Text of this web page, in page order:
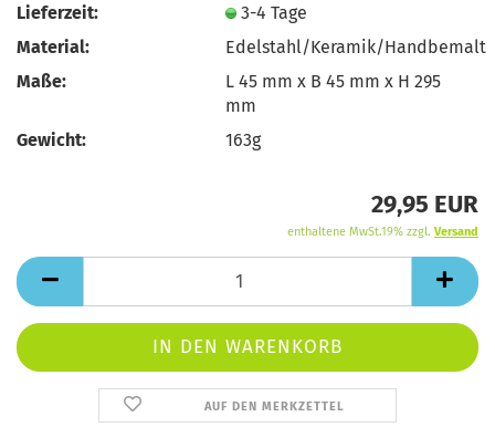
Lieferzeit:
3-4 Tage
Material:
Edelstahl/Keramik/Handbemalt
Maße:
L 45 mm x B 45 mm x H 295
mm
Gewicht:
163g
29,95 EUR
enthaltene MwSt.19% zzgl. Versand
AUF DEN MERKZETTEL